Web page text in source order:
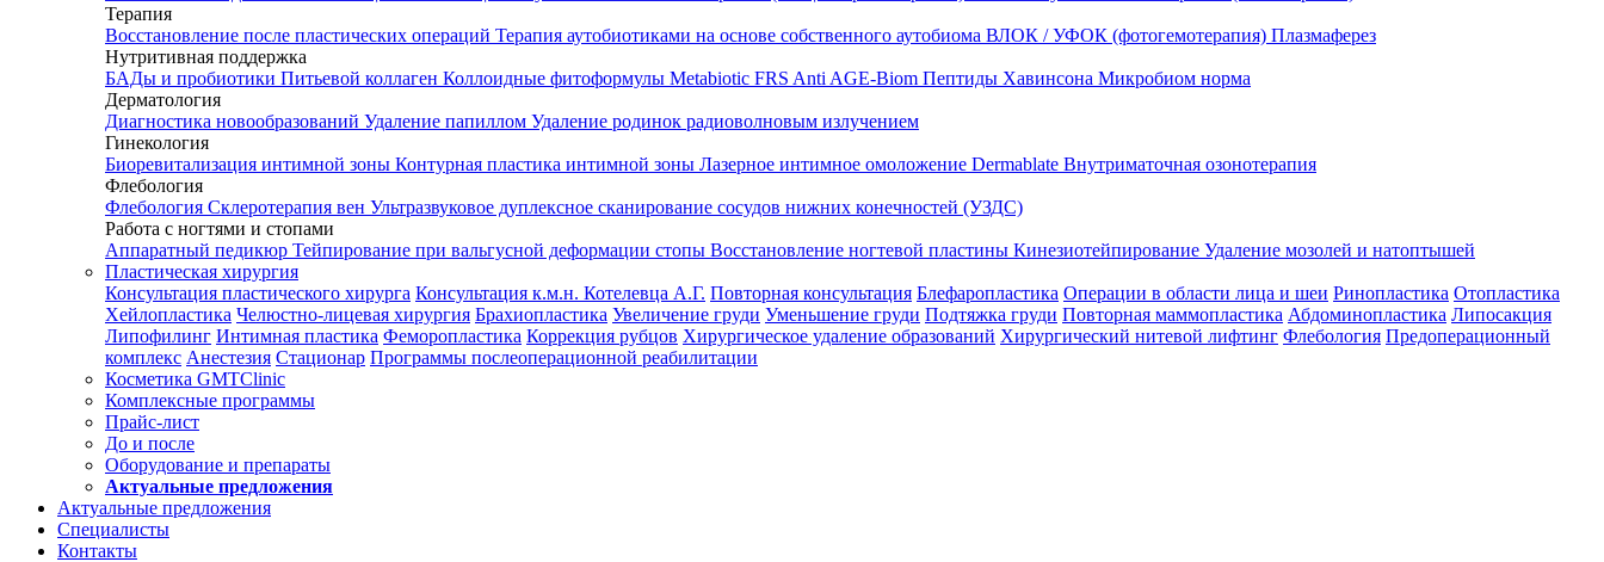
Терапия
Восстановление после пластических операций Терапия аутобиотиками на основе собственного аутобиома ВЛОК / УФОК (фотогемотерапия) Плазмаферез
Нутритивная поддержка
БАДы и пробиотики Питьевой коллаген Коллоидные фитоформулы Metabiotic FRS Anti AGE-Biom Пептиды Хавинсона Микробиом норма
Дерматология
Диагностика новообразований Удаление папиллом Удаление родинок радиоволновым излучением
Гинекология
Биоревитализация интимной зоны Контурная пластика интимной зоны Лазерное интимное омоложение Dermablate Внутриматочная озонотерапия
Флебология
Флебология Склеротерапия вен Ультразвуковое дуплексное сканирование сосудов нижних конечностей (УЗДС)
Работа с ногтями и стопами
Аппаратный педикюр Тейпирование при вальгусной деформации стопы Восстановление ногтевой пластины Кинезиотейпирование Удаление мозолей и натоптышей
Пластическая хирургия
Консультация пластического хирурга Консультация к.м.н. Котелевца А.Г. Повторная консультация Блефаропластика Операции в области лица и шеи Ринопластика Отопластика
Хейлопластика Челюстно-лицевая хирургия Брахиопластика Увеличение груди Уменьшение груди Подтяжка груди Повторная маммопластика Абдоминопластика Липосакция
Липофилинг Интимная пластика Феморопластика Коррекция рубцов Хирургическое удаление образований Хирургический нитевой лифтинг Флебология Предоперационный
комплекс Анестезия Стационар Программы послеоперационной реабилитации
Косметика GMTClinic
Комплексные программы
Прайс-лист
До и после
Оборудование и препараты
Актуальные предложения
Актуальные предложения
Специалисты
Контакты